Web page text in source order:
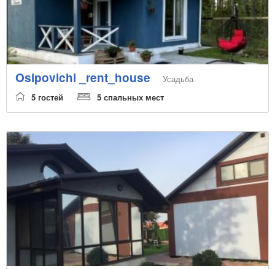
Osipovichi _rent_house
Усадьба
5 гостей
5 спальных мест